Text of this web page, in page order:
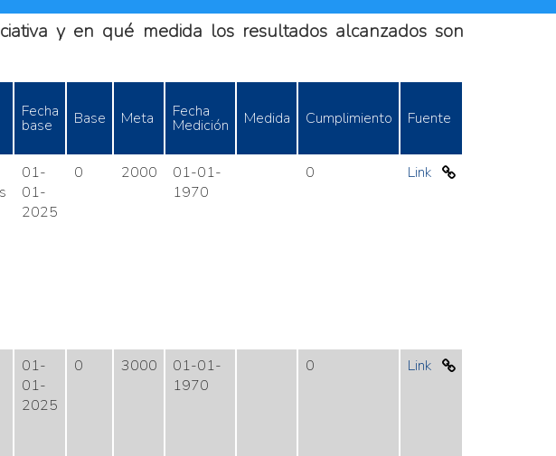
y en qué medida los resultados alcanzados son
Fecha
base Base Meta Fecha
Medición Medida Cumplimiento Fuente
01-
01-
2025
0 2000
01-01-
1970
0 Link
01-
01-
2025
0 3000
01-01-
1970
0 Link